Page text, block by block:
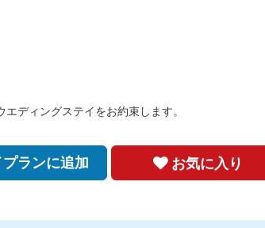
ディングステイをお約束します。
プランに追加 お気に入り